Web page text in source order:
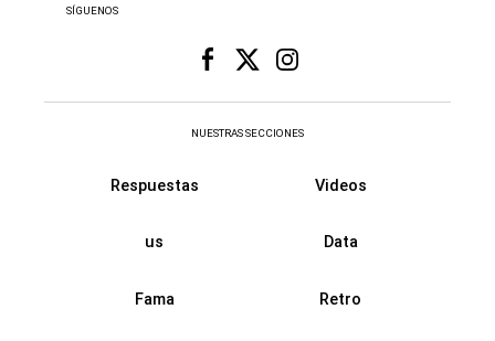
SÍGUENOS
NUESTRAS SECCIONES
Respuestas Videos
us Data
Fama Retro